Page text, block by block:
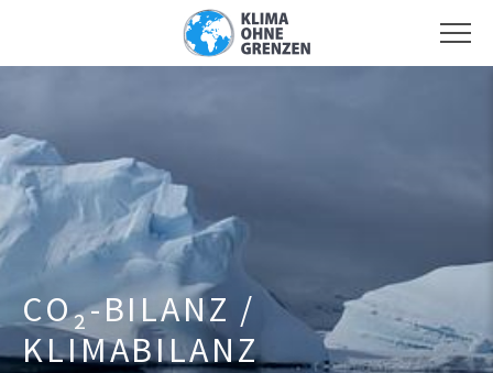
CO₂-BILANZ /
KLIMABILANZ